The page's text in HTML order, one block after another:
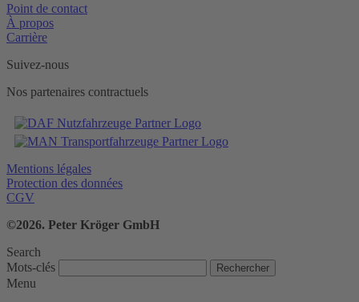
Point de contact
À propos
Carrière
Suivez-nous
Nos partenaires contractuels
Mentions légales
Protection des données
CGV
©2026. Peter Kröger GmbH
Search
Mots-clés
Menu